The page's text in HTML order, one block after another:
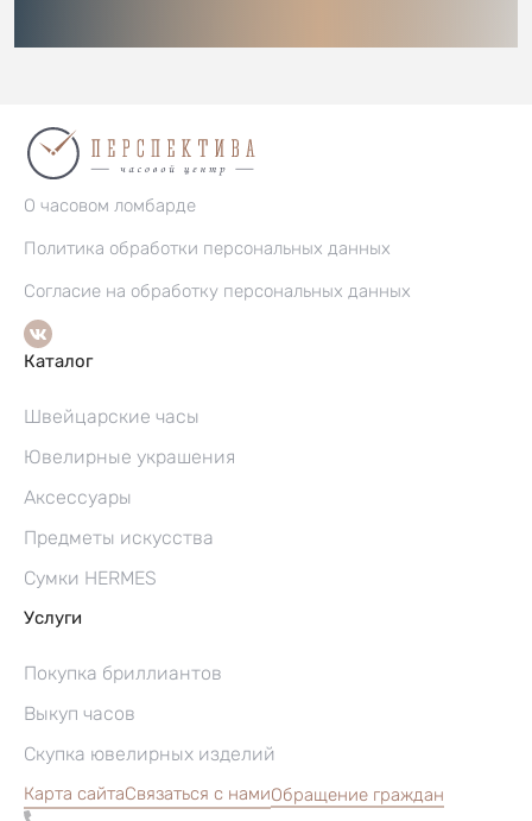
О часовом ломбарде
Политика обработки персональных данных
Согласие на обработку персональных данных
Каталог
Швейцарские часы
Ювелирные украшения
Аксессуары
Предметы искусства
Сумки HERMES
Услуги
Покупка бриллиантов
Выкуп часов
Скупка ювелирных изделий
Карта сайтаСвязаться с намиОбращение граждан